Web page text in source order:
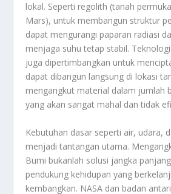
lokal. Seperti regolith (tanah
Mars), untuk membangun struktur
dapat mengurangi paparan radiasi
menjaga suhu tetap stabil.
juga dipertimbangkan untuk
dapat dibangun langsung di lokasi
mengangkut material dalam jumlah
yang akan sangat mahal dan tidak
Kebutuhan dasar seperti air, udara,
menjadi tantangan utama.
Bumi bukanlah solusi jangka
pendukung kehidupan yang
kembangkan. NASA dan badan